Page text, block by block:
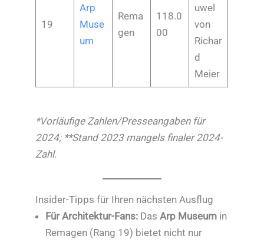
19
Arp
Muse
um
Rema
gen
118.0
00
uwel
von
Richar
d
Meier
*Vorläufige Zahlen/Presseangaben für
2024; **Stand 2023 mangels finaler 2024-
Zahl.
Insider-Tipps für Ihren nächsten Ausflug
Für Architektur-Fans: DasArp Museum in
Remagen (Rang 19) bietet nicht nur